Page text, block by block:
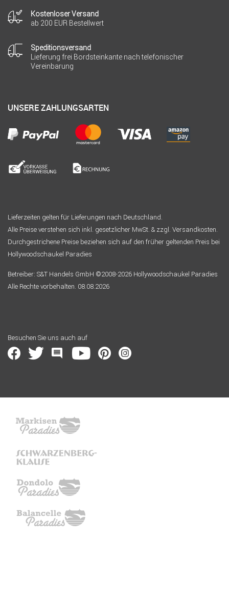
Kostenloser Versand
ab 200 EUR Bestellwert
Speditionsversand
Lieferung frei Bordsteinkante nach telefonischer
Vereinbarung
UNSERE ZAHLUNGSARTEN
Lieferzeiten gelten für Lieferungen nach Deutschland.
Alle Preise verstehen sich inkl. gesetzlicher MwSt. & zzgl. Versandkosten.
Durchgestrichene Preise beziehen sich auf den früher geltenden Preis bei
Hollywoodschaukel Paradies
Betreiber: S&T Handels GmbH ©2008-2026 Hollywoodschaukel Paradies
Alle Rechte vorbehalten. 08.08.2026
Besuchen Sie uns auch auf